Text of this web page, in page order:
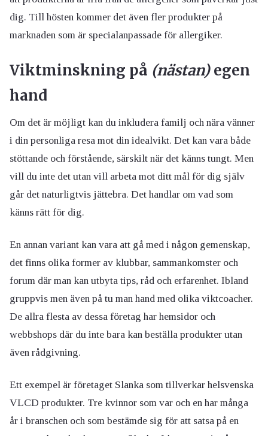
dig. Till hösten kommer det även fler produkter på
marknaden som är specialanpassade för allergiker.
Viktminskning på (nästan)egen
hand
Om det är möjligt kan du inkludera familj och nära vänner
i din personliga resa mot din idealvikt. Det kan vara både
stöttande och förstående, särskilt när det känns tungt. Men
vill du inte det utan vill arbeta mot ditt mål för dig själv
går det naturligtvis jättebra. Det handlar om vad som
känns rätt för dig.
En annan variant kan vara att gå med i någon gemenskap,
det finns olika former av klubbar, sammankomster och
forum där man kan utbyta tips, råd och erfarenhet. Ibland
gruppvis men även på tu man hand med olika viktcoacher.
De allra flesta av dessa företag har hemsidor och
webbshops där du inte bara kan beställa produkter utan
även rådgivning.
Ett exempel är företaget Slanka som tillverkar helsvenska
VLCD produkter. Tre kvinnor som var och en har många
år i branschen och som bestämde sig för att satsa på en